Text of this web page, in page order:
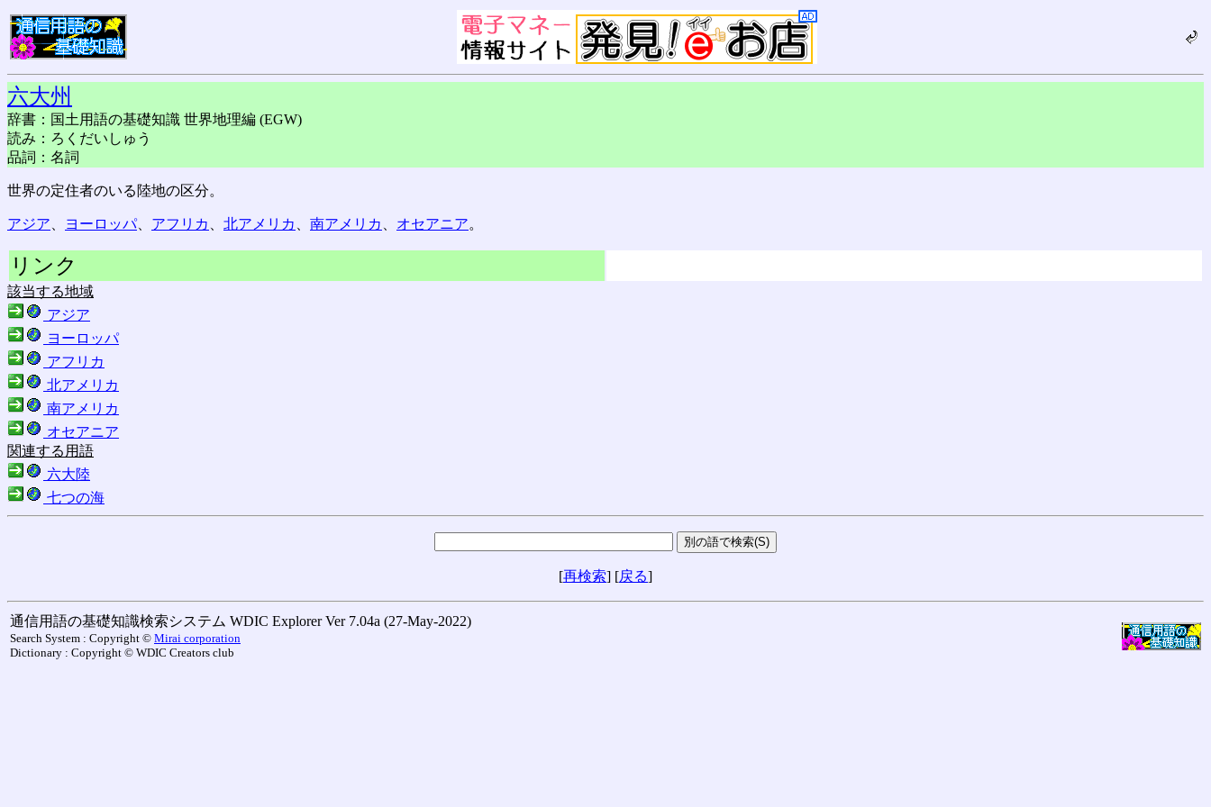
六大州
辞書：国土用語の基礎知識 世界地理編 (EGW)
読み：ろくだいしゅう
品詞：名詞
世界の定住者のいる陸地の区分。
アジア ヨーロッパ、 アフリカ 北アメリカ 南アメリカ オセアニア。
リンク
該当する地域
アジア
ヨーロッパ
アフリカ
北アメリカ
南アメリカ
オセアニア
関連する用語
六大陸
七つの海
[再検索] [戻る]
通信用語の基礎知識検索システム WDIC Explorer Ver 7.04a (27-May-2022)
Search System : Copyright © Mirai corporation
Dictionary : Copyright © WDIC Creators club